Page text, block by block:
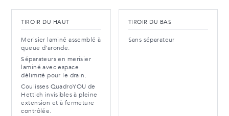
TIROIR DU HAUT
Merisier laminé assemblé à
queue d'aronde.
Séparateurs en merisier
laminé avec espace
délimité pour le drain.
Coulisses QuadroYOU de
Hettich invisibles à pleine
extension et à fermeture
contrôlée.
TIROIR DU BAS
Sans séparateur